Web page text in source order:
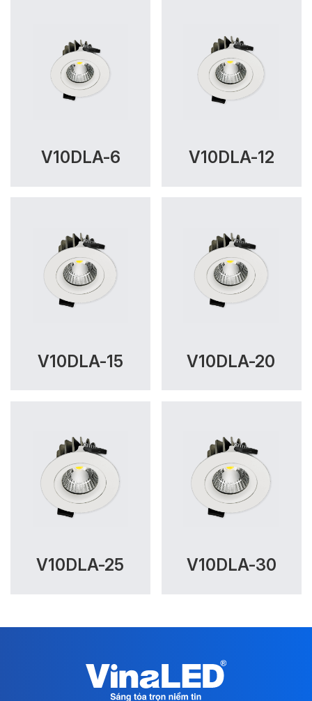
V10DLA-6 V10DLA-12
V10DLA-15 V10DLA-20
V10DLA-25 V10DLA-30